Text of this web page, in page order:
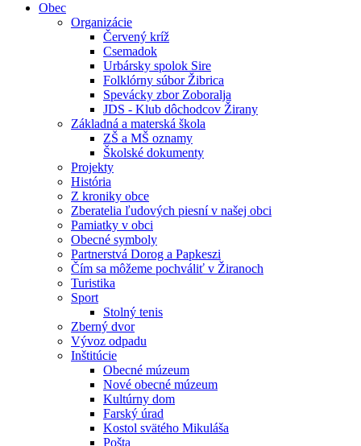
Obec
Organizácie
Červený kríž
Csemadok
Urbársky spolok Sire
Folklórny súbor Žibrica
Spevácky zbor Zoboralja
JDS - Klub dôchodcov Žirany
Základná a materská škola
ZŠ a MŠ oznamy
Školské dokumenty
Projekty
História
Z kroniky obce
Zberatelia ľudových piesní v našej obci
Pamiatky v obci
Obecné symboly
Partnerstvá Dorog a Papkeszi
Čím sa môžeme pochváliť v Žiranoch
Turistika
Sport
Stolný tenis
Zberný dvor
Vývoz odpadu
Inštitúcie
Obecné múzeum
Nové obecné múzeum
Kultúrny dom
Farský úrad
Kostol svätého Mikuláša
Pošta